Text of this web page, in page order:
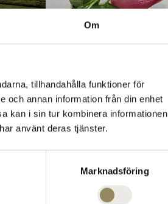
Om
tillhandahålla funktioner för
och annan information från din enhet
kan i sin tur kombinera informationen
använt deras tjänster.
Marknadsföring